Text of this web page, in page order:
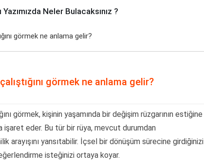
Yazımızda Neler Bulacaksınız ?
görmek ne anlama gelir?
görmek ne anlama gelir?
görmek, kişinin yaşamında bir değişim rüzgarının estiğine
işaret eder. Bu tür bir rüya, mevcut durumdan
arayışını yansıtabilir. İçsel bir dönüşüm sürecine girdiğinizi
isteğinizi ortaya koyar.